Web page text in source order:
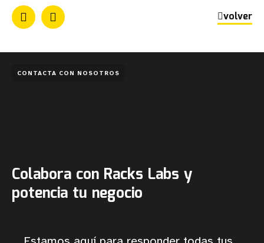
volver
CONTACTA CON NOSOTROS
Colabora con Racks Labs y
potencia tu negocio